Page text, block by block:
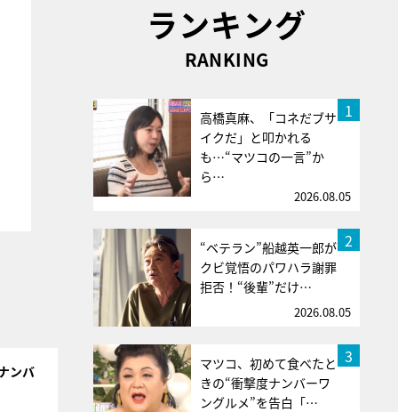
ンバ
ランキング
RANKING
1
高橋真麻、「コネだブサ
イクだ」と叩かれる
も…“マツコの一言”か
ら…
2026.08.05
2
“ベテラン”船越英一郎が
クビ覚悟のパワハラ謝罪
拒否！“後輩”だけ…
2026.08.05
3
マツコ、初めて食べたと
きの“衝撃度ナンバーワ
ングルメ”を告白「…